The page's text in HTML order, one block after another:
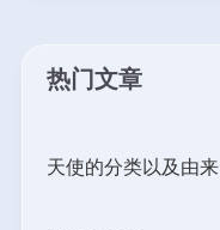
热门文章
天使的分类以及由来